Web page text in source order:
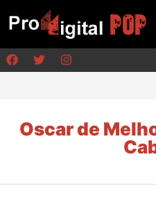
Oscar de